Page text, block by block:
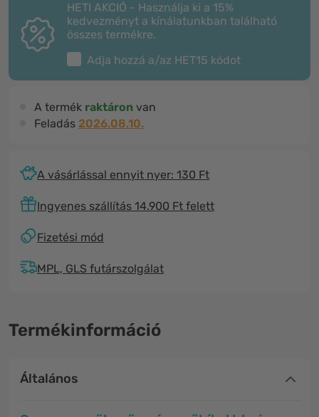
HETI AKCIÓ - Használja ki a 15%
kedvezményt a kínálatunkban található
összes termékre.
Adja hozzá a/az HET15 kódot
A termék raktáron van
Feladás 2026.08.10.
A vásárlással ennyit nyer: 130 Ft
Ingyenes szállítás 14.900 Ft felett
Fizetési mód
MPL, GLS futárszolgálat
Termékinformáció
Általános